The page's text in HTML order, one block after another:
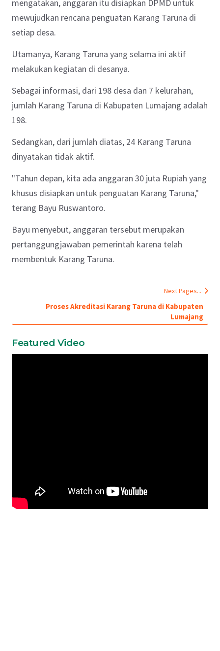
mengatakan, anggaran itu disiapkan DPMD untuk
mewujudkan rencana penguatan Karang Taruna di
setiap desa.
Utamanya, Karang Taruna yang selama ini aktif
melakukan kegiatan di desanya.
Sebagai informasi, dari 198 desa dan 7 kelurahan,
jumlah Karang Taruna di Kabupaten Lumajang adalah
198.
Sedangkan, dari jumlah diatas, 24 Karang Taruna
dinyatakan tidak aktif.
"Tahun depan, kita ada anggaran 30 juta Rupiah yang
khusus disiapkan untuk penguatan Karang Taruna,"
terang Bayu Ruswantoro.
Bayu menyebut, anggaran tersebut merupakan
pertanggungjawaban pemerintah karena telah
membentuk Karang Taruna.
Next Pages...
Proses Akreditasi Karang Taruna di Kabupaten
Lumajang
Featured Video